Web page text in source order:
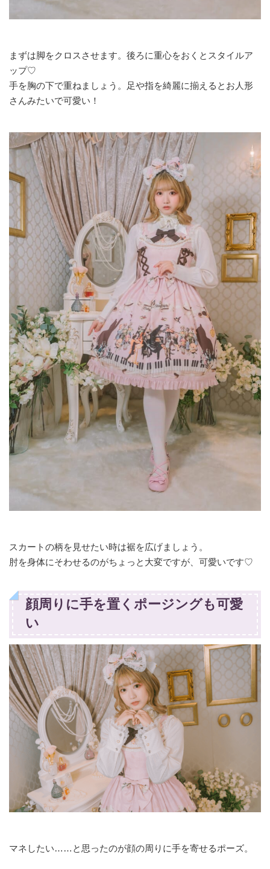
まずは脚をクロスさせます。後ろに重心をおくとスタイルア
ップ♡
手を胸の下で重ねましょう。足や指を綺麗に揃えるとお人形
さんみたいで可愛い！
スカートの柄を見せたい時は裾を広げましょう。
肘を身体にそわせるのがちょっと大変ですが、可愛いです♡
顔周りに手を置くポージングも可愛
い
マネしたい……と思ったのが顔の周りに手を寄せるポーズ。